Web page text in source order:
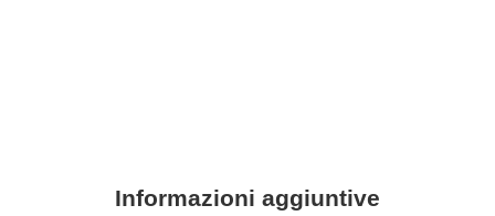
Informazioni aggiuntive